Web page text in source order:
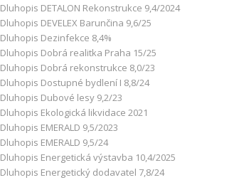
Dluhopis DETALON Rekonstrukce 9,4/2024
Dluhopis DEVELEX Barunčina 9,6/25
Dluhopis Dezinfekce 8,4%
Dluhopis Dobrá realitka Praha 15/25
Dluhopis Dobrá rekonstrukce 8,0/23
Dluhopis Dostupné bydlení I 8,8/24
Dluhopis Dubové lesy 9,2/23
Dluhopis Ekologická likvidace 2021
Dluhopis EMERALD 9,5/2023
Dluhopis EMERALD 9,5/24
Dluhopis Energetická výstavba 10,4/2025
Dluhopis Energetický dodavatel 7,8/24